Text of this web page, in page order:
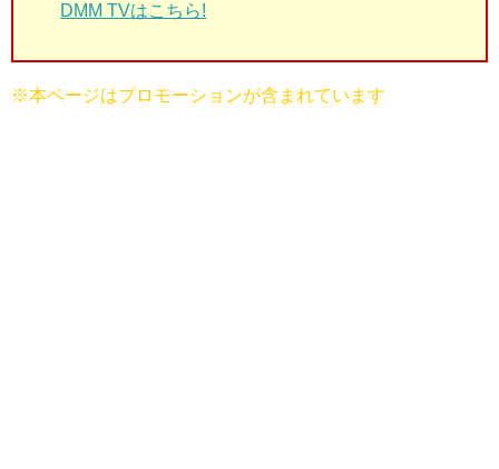
DMM TVはこちら!
※本ページはプロモーションが含まれています